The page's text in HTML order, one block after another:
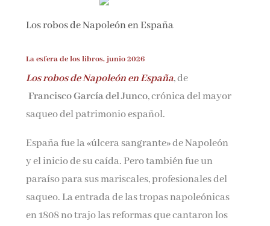
Los robos de Napoleón en España
La esfera de los libros, junio 2026
Los robos de Napoleón en España, de
Francisco García del Junco, crónica del mayor
saqueo del patrimonio español.
España fue la «úlcera sangrante» de Napoleón
y el inicio de su caída. Pero también fue un
paraíso para sus mariscales, profesionales del
saqueo. La entrada de las tropas napoleónicas
en 1808 no trajo las reformas que cantaron los
¡Suscríbete y No Te Pierdas
literatura y recibe las últimas noticias y
reseñas directamente en tu bandeja de entrada.
Nombre*